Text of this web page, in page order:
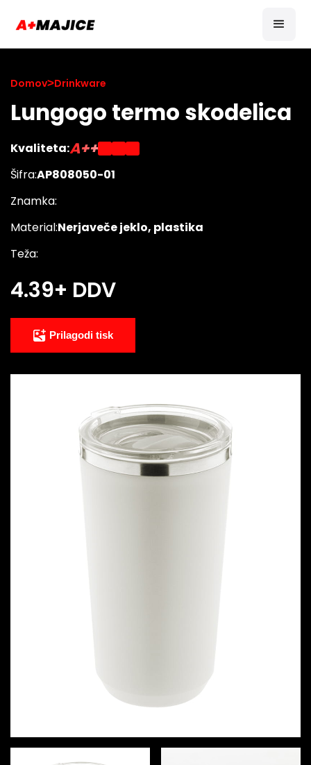
Domov>Drinkware
Lungogo termo skodelica
Kvaliteta:A++
Šifra:AP808050-01
Znamka:
Material:Nerjaveče jeklo, plastika
Teža:
4.39+ DDV
Prilagodi tisk